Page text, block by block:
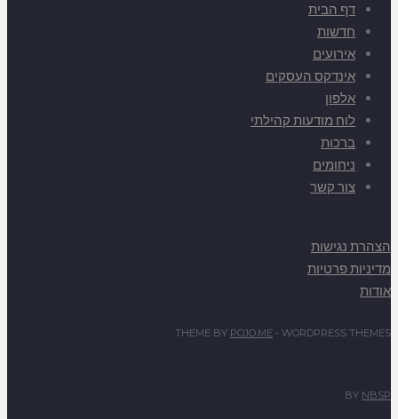
דף הבית
חדשות
אירועים
אינדקס העסקים
אלפון
לוח מודעות קהילתי
ברכות
ניחומים
צור קשר
הצהרת נגישות
מדיניות פרטיות
אודות
THEME BY POJO.ME - WORDPRESS THEMES
BY NBSP